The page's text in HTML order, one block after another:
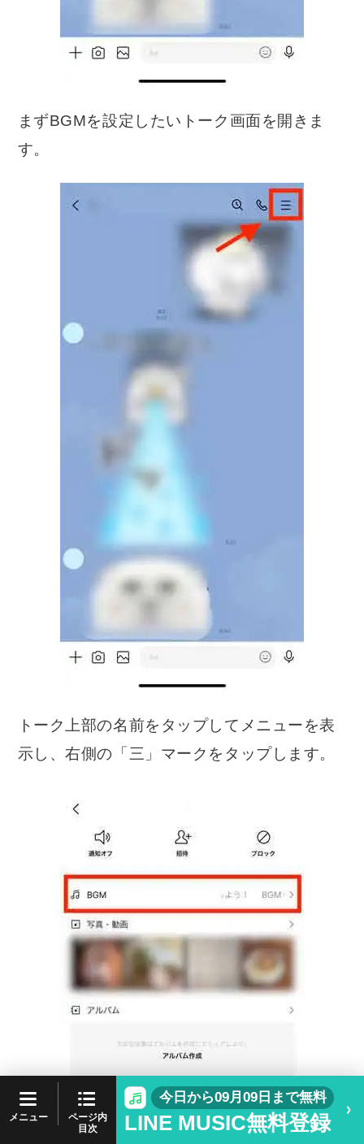
まずBGMを設定したいトーク画面を開きま
す。
トーク上部の名前をタップしてメニューを表
示し、右側の「三」マークをタップします。
メニュー
ページ内
目次
今日から09月09日まで無料
LINE MUSIC無料登録